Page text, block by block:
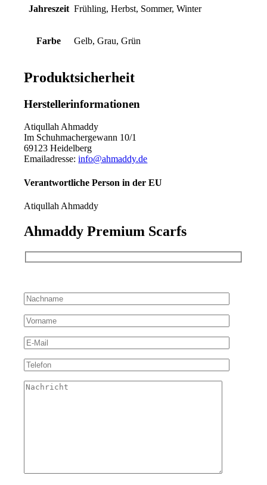
Jahreszeit Frühling, Herbst, Sommer, Winter
Farbe Gelb, Grau, Grün
Produktsicherheit
Herstellerinformationen
Atiqullah Ahmaddy
Im Schuhmachergewann 10/1
69123 Heidelberg
Emailadresse:info@ahmaddy.de
Verantwortliche Person in der EU
Atiqullah Ahmaddy
Ahmaddy Premium Scarfs